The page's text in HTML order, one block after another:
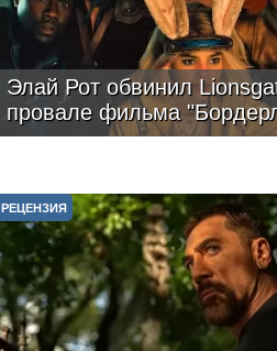
Элай Рот обвинил
провале фильма
РЕЦЕНЗИЯ